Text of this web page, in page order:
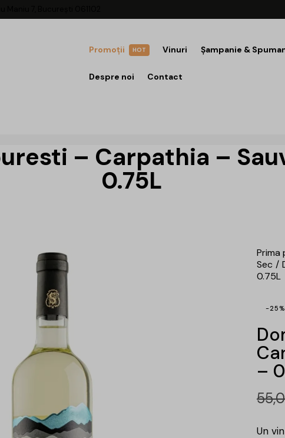
HOT
Promoții Vinuri Șampanie &
Despre noi Contact
– Carpathia –
0.75L
Prima
Sec
0.75L
-25%
–
Un